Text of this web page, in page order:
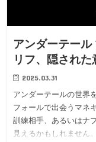
アンダーテー
リフ、隠され
2025.03.31
アンダーテールの世界
フォールで出会うマネ
訓練相手、あるいはナ
見えるかもしれません